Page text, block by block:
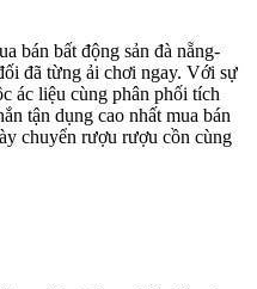
bán bất động sản đà nẵng-
đã từng ải chơi ngay. Với sự
ác liệu cùng phân phối tích
tận dụng cao nhất mua bán
chuyển rượu rượu cồn cùng